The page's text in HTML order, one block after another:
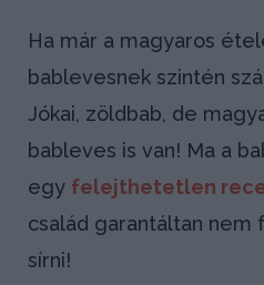
Ha már a magyaros
bablevesnek szintén
Jókai, zöldbab, de
bableves is van! Ma a
egy felejthetetlen
család garantáltan nem
sírni!